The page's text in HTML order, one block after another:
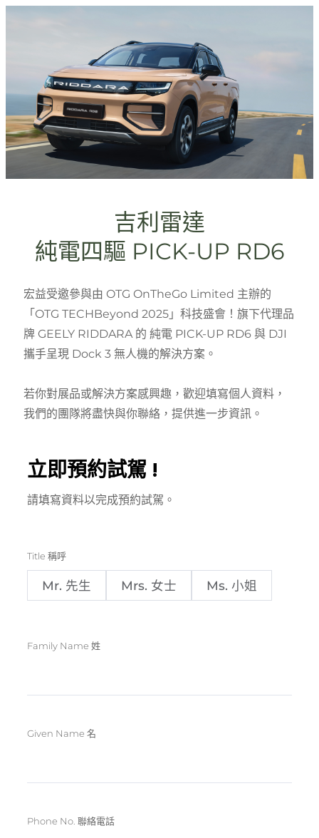
吉利雷達
純電四驅 PICK-UP RD6
宏益受邀參與由 OTG OnTheGo Limited 主辦的
「OTG TECHBeyond 2025」科技盛會！旗下代理品
牌 GEELY RIDDARA 的 純電 PICK-UP RD6 與 DJI
攜手呈現 Dock 3 無人機的解決方案。
若你對展品或解決方案感興趣，歡迎填寫個人資料，
我們的團隊將盡快與你聯絡，提供進一步資訊。
立即預約試駕 !
請填寫資料以完成預約試駕。
Title 稱呼
Mr. 先生 Mrs. 女士 Ms. 小姐
Family Name 姓
Given Name 名
Phone No. 聯絡電話